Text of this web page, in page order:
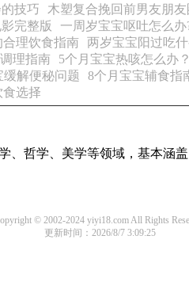
技巧 木塑复合挽回前男友朋友
完整版 一周岁宝宝呕吐怎么
理饮食指南 两岁宝宝阳过吃
理指南 5个月宝宝热咳怎么办
解便秘问题 8个月宝宝辅食指
选择
哲学、美学等领域，基本涵
© 2002-2024 yiyi18.com All Rights
更新时间：2026/8/7 3:09:25